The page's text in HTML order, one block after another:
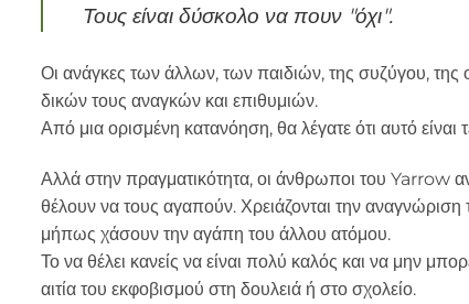
Τους είναι δύσκολο να πουν "όχι".
Οι ανάγκες των άλλων, των παιδιών, της συζύγου, της
δικών τους αναγκών και επιθυμιών.
Από μια ορισμένη κατανόηση, θα λέγατε ότι αυτό είναι
Αλλά στην πραγματικότητα, οι άνθρωποι του Yarrow
θέλουν να τους αγαπούν. Χρειάζονται την
μήπως χάσουν την αγάπη του άλλου ατόμου.
Το να θέλει κανείς να είναι πολύ καλός και να μην
αιτία του εκφοβισμού στη δουλειά ή στο σχολείο.